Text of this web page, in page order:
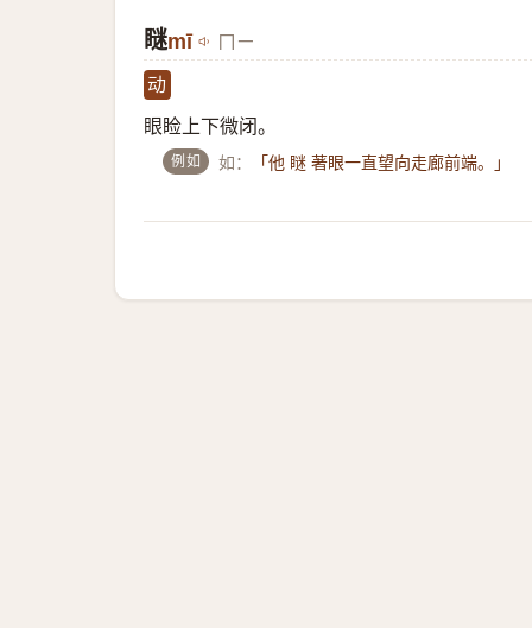
瞇mī ㄇㄧ
动
眼睑上下微闭。
例如 如： 「他 瞇 著眼一直望向走廊前端。」